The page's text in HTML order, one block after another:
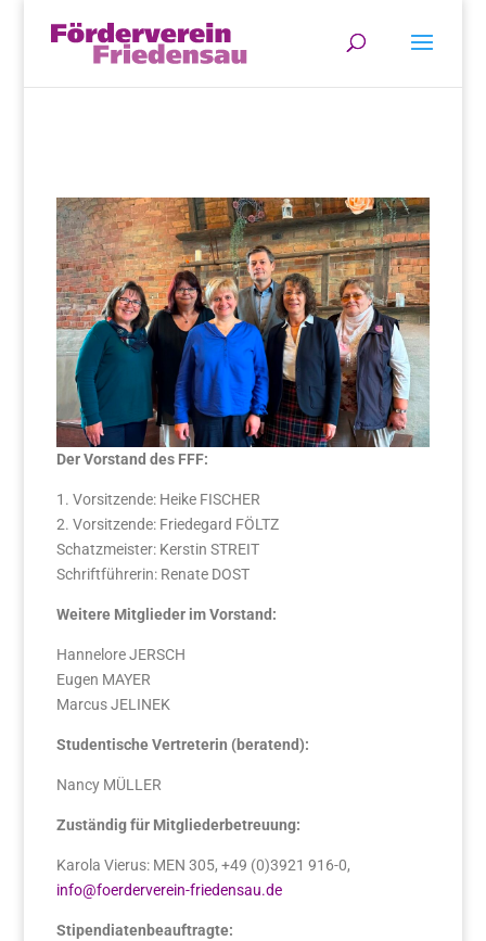
Der Vorstand des FFF:
1. Vorsitzende: Heike FISCHER
2. Vorsitzende: Friedegard FÖLTZ
Schatzmeister: Kerstin STREIT
Schriftführerin: Renate DOST
Weitere Mitglieder im Vorstand:
Hannelore JERSCH
Eugen MAYER
Marcus JELINEK
Studentische Vertreterin (beratend):
Nancy MÜLLER
Zuständig für Mitgliederbetreuung:
Karola Vierus: MEN 305, +49 (0)3921 916-0,
info@foerderverein-friedensau.de
Stipendiatenbeauftragte: